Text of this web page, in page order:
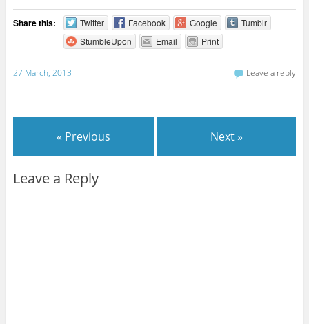
Share this: Twitter Facebook Google
Tumblr
StumbleUpon
Email Print
27 March, 2013 Leave a reply
« Previous Next »
Leave a Reply